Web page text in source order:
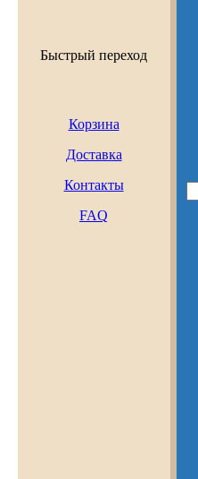
Быстрый переход
Корзина
Доставка
Контакты
FAQ